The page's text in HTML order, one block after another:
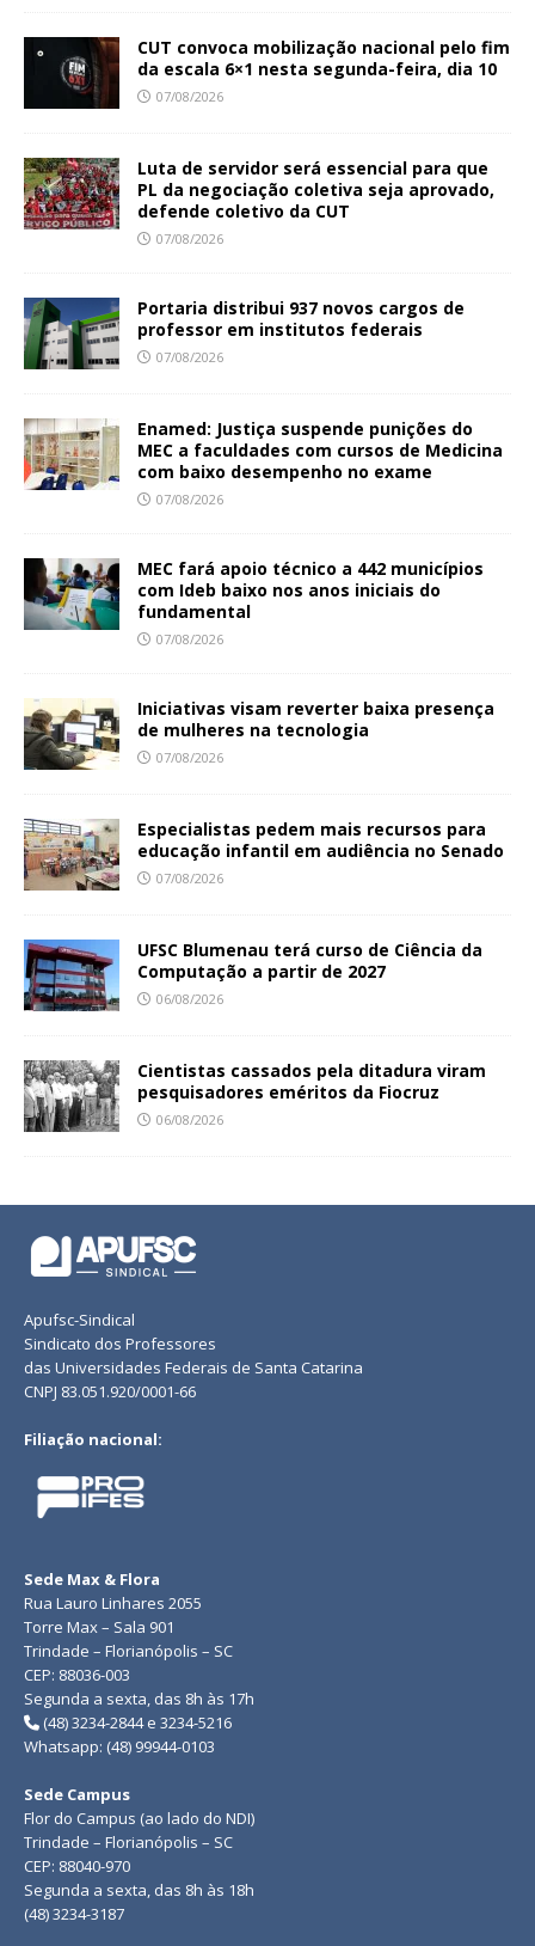
CUT convoca mobilização nacional pelo fim
da escala 6×1 nesta segunda-feira, dia 10
07/08/2026
Luta de servidor será essencial para que
PL da negociação coletiva seja aprovado,
defende coletivo da CUT
07/08/2026
Portaria distribui 937 novos cargos de
professor em institutos federais
07/08/2026
Enamed: Justiça suspende punições do
MEC a faculdades com cursos de Medicina
com baixo desempenho no exame
07/08/2026
MEC fará apoio técnico a 442 municípios
com Ideb baixo nos anos iniciais do
fundamental
07/08/2026
Iniciativas visam reverter baixa presença
de mulheres na tecnologia
07/08/2026
Especialistas pedem mais recursos para
educação infantil em audiência no Senado
07/08/2026
UFSC Blumenau terá curso de Ciência da
Computação a partir de 2027
06/08/2026
Cientistas cassados pela ditadura viram
pesquisadores eméritos da Fiocruz
06/08/2026
Apufsc-Sindical
Sindicato dos Professores
das Universidades Federais de Santa Catarina
CNPJ 83.051.920/0001-66
Filiação nacional:
Sede Max & Flora
Rua Lauro Linhares 2055
Torre Max – Sala 901
Trindade – Florianópolis – SC
CEP: 88036-003
Segunda a sexta, das 8h às 17h
(48) 3234-2844 e 3234-5216
Whatsapp: (48) 99944-0103
Sede Campus
Flor do Campus (ao lado do NDI)
Trindade – Florianópolis – SC
CEP: 88040-970
Segunda a sexta, das 8h às 18h
(48) 3234-3187